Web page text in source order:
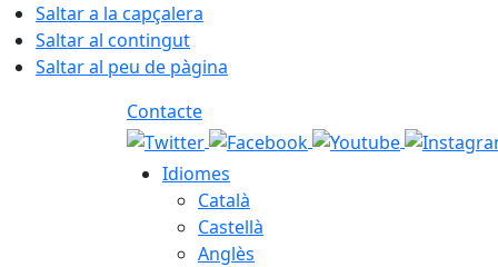
Saltar a la capçalera
Saltar al contingut
Saltar al peu de pàgina
Contacte
Idiomes
Català
Castellà
Anglès